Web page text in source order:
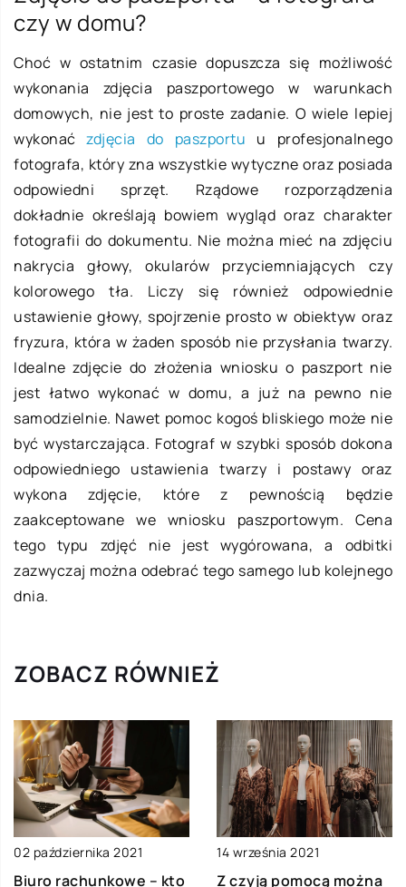
czy w domu?
Choć w ostatnim czasie dopuszcza się możliwość
wykonania zdjęcia paszportowego w warunkach
domowych, nie jest to proste zadanie. O wiele lepiej
wykonaćzdjęcia do paszportu u profesjonalnego
fotografa, który zna wszystkie wytyczne oraz posiada
odpowiedni sprzęt. Rządowe rozporządzenia
dokładnie określają bowiem wygląd oraz charakter
fotografii do dokumentu. Nie można mieć na zdjęciu
nakrycia głowy, okularów przyciemniających czy
kolorowego tła. Liczy się również odpowiednie
ustawienie głowy, spojrzenie prosto w obiektyw oraz
fryzura, która w żaden sposób nie przysłania twarzy.
Idealne zdjęcie do złożenia wniosku o paszport nie
jest łatwo wykonać w domu, a już na pewno nie
samodzielnie. Nawet pomoc kogoś bliskiego może nie
być wystarczająca. Fotograf w szybki sposób dokona
odpowiedniego ustawienia twarzy i postawy oraz
wykona zdjęcie, które z pewnością będzie
zaakceptowane we wniosku paszportowym. Cena
tego typu zdjęć nie jest wygórowana, a odbitki
zazwyczaj można odebrać tego samego lub kolejnego
dnia.
ZOBACZ RÓWNIEŻ
02 października 2021
Biuro rachunkowe – kto
14 września 2021
Z czyją pomocą można